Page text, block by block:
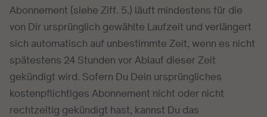
Abonnement (siehe Ziff. 5.) läuft mindestens für die
von Dir ursprünglich gewählte Laufzeit und verlängert
sich automatisch auf unbestimmte Zeit, wenn es nicht
spätestens 24 Stunden vor Ablauf dieser Zeit
gekündigt wird. Sofern Du Dein ursprüngliches
kostenpflichtiges Abonnement nicht oder nicht
rechtzeitig gekündigt hast, kannst Du das